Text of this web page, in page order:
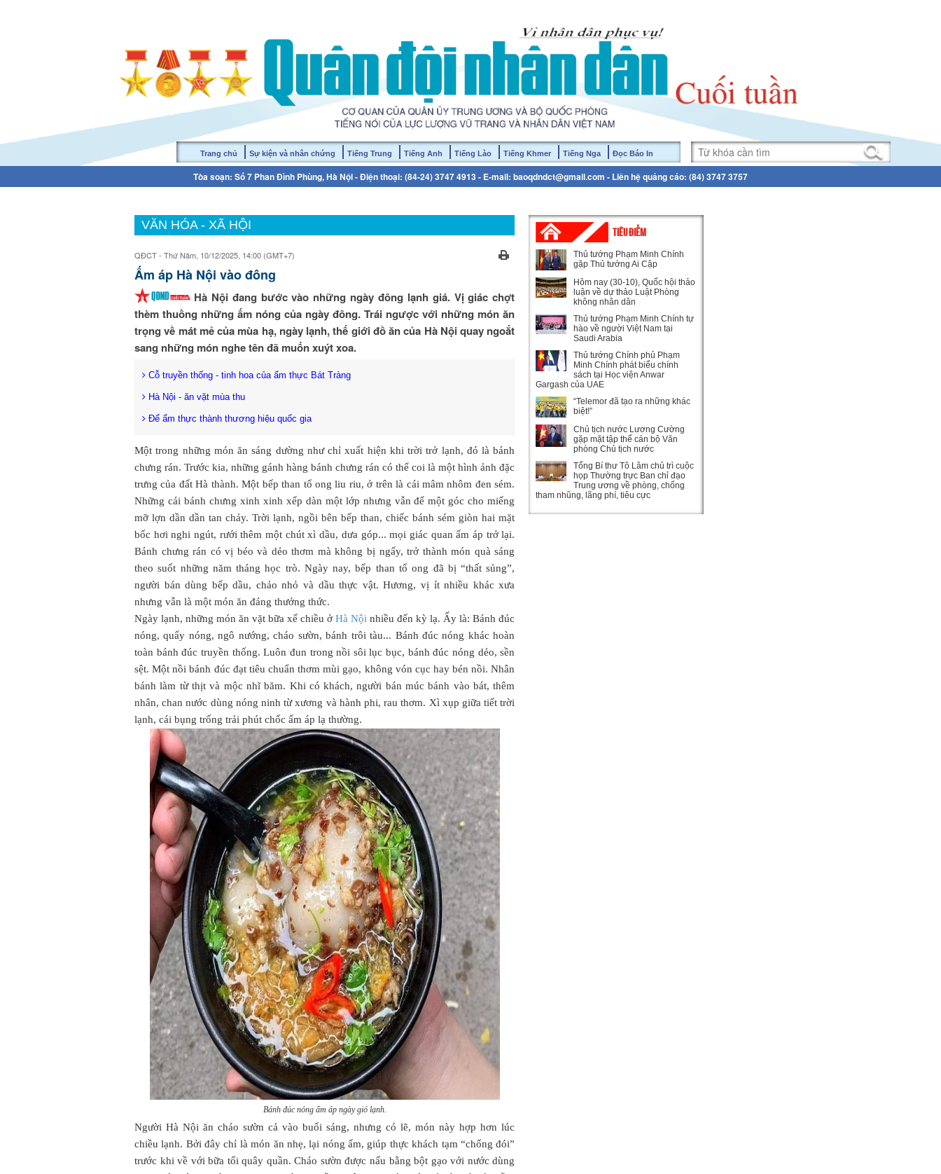
Trang chủ Sự kiện và nhân chứng Tiếng Trung Tiếng Anh Tiếng Lào Tiếng Khmer Tiếng Nga Đọc Báo In
Tòa soạn: Số 7 Phan Đình Phùng, Hà Nội - Điện thoại: (84-24) 3747 4913 - E-mail: baoqdndct@gmail.com - Liên hệ quảng cáo: (84) 3747 3757
VĂN HÓA - XÃ HỘI
QĐCT - Thứ Năm, 10/12/2025, 14:00 (GMT+7)
Ấm áp Hà Nội vào đông
Hà Nội đang bước vào những ngày đông lạnh giá. Vị giác chợt
thèm thuồng những ấm nóng của ngày đông. Trái ngược với những món ăn
trọng về mát mẻ của mùa hạ, ngày lạnh, thế giới đồ ăn của Hà Nội quay ngoắt
sang những món nghe tên đã muốn xuýt xoa.
Cỗ truyền thống - tinh hoa của ẩm thực Bát Tràng
Hà Nội - ăn vặt mùa thu
Để ẩm thực thành thương hiệu quốc gia
Một trong những món ăn sáng dường như chỉ xuất hiện khi trời trở lạnh, đó là bánh
chưng rán. Trước kia, những gánh hàng bánh chưng rán có thể coi là một hình ảnh đặc
trưng của đất Hà thành. Một bếp than tổ ong liu riu, ở trên là cái mâm nhôm đen sém.
Những cái bánh chưng xinh xinh xếp dàn một lớp nhưng vẫn để một góc cho miếng
mỡ lợn dần dần tan chảy. Trời lạnh, ngồi bên bếp than, chiếc bánh sém giòn hai mặt
bốc hơi nghi ngút, rưới thêm một chút xì dầu, dưa góp... mọi giác quan ấm áp trở lại.
Bánh chưng rán có vị béo và dẻo thơm mà không bị ngấy, trở thành món quà sáng
theo suốt những năm tháng học trò. Ngày nay, bếp than tổ ong đã bị “thất sủng”,
người bán dùng bếp dầu, chảo nhỏ và dầu thực vật. Hương, vị ít nhiều khác xưa
nhưng vẫn là một món ăn đáng thưởng thức.
Ngày lạnh, những món ăn vặt bữa xế chiều ởHà Nội nhiều đến kỳ lạ. Ấy là: Bánh đúc
nóng, quẩy nóng, ngô nướng, cháo sườn, bánh trôi tàu... Bánh đúc nóng khác hoàn
toàn bánh đúc truyền thống. Luôn đun trong nồi sôi lục bục, bánh đúc nóng dẻo, sền
sệt. Một nồi bánh đúc đạt tiêu chuẩn thơm mùi gạo, không vón cục hay bén nồi. Nhân
bánh làm từ thịt và mộc nhĩ băm. Khi có khách, người bán múc bánh vào bát, thêm
nhân, chan nước dùng nóng ninh từ xương và hành phi, rau thơm. Xì xụp giữa tiết trời
lạnh, cái bụng trống trải phút chốc ấm áp lạ thường.
Bánh đúc nóng ấm áp ngày gió lạnh.
Người Hà Nội ăn cháo sườn cả vào buổi sáng, nhưng có lẽ, món này hợp hơn lúc
chiều lạnh. Bởi đây chỉ là món ăn nhẹ, lại nóng ấm, giúp thực khách tạm “chống đói”
trước khi về với bữa tối quây quần. Cháo sườn được nấu bằng bột gạo với nước dùng
TIÊU ĐIỂM
Thủ tướng Phạm Minh Chính
gặp Thủ tướng Ai Cập
Hôm nay (30-10), Quốc hội thảo
luận về dự thảo Luật Phòng
không nhân dân
Thủ tướng Phạm Minh Chính tự
hào về người Việt Nam tại
Saudi Arabia
Thủ tướng Chính phủ Phạm
Minh Chính phát biểu chính
sách tại Học viện Anwar
Gargash của UAE
“Telemor đã tạo ra những khác
biệt!”
Chủ tịch nước Lương Cường
gặp mặt tập thể cán bộ Văn
phòng Chủ tịch nước
Tổng Bí thư Tô Lâm chủ trì cuộc
họp Thường trực Ban chỉ đạo
Trung ương về phòng, chống
tham nhũng, lãng phí, tiêu cực